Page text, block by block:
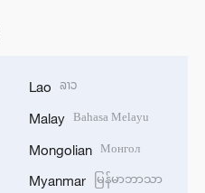
Lao ລາວ
Malay Bahasa Melayu
Mongolian Монгол
Myanmar မြန်မာဘာသာ